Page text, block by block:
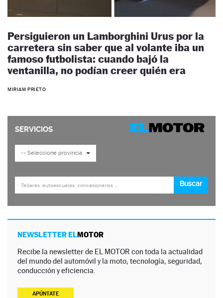
Persiguieron un Lamborghini Urus por la
carretera sin saber que al volante iba un
famoso futbolista: cuando bajó la
ventanilla, no podían creer quién era
MIRIAM PRIETO
NEWSLETTER ELMOTOR
Recibe la newsletter de EL MOTOR con toda la actualidad
del mundo del automóvil y la moto, tecnología, seguridad,
conducción y eficiencia.
APÚNTATE